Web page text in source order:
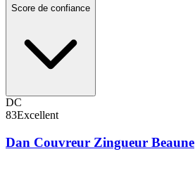
Score de confiance
DC
83Excellent
Dan Couvreur Zingueur Beaune